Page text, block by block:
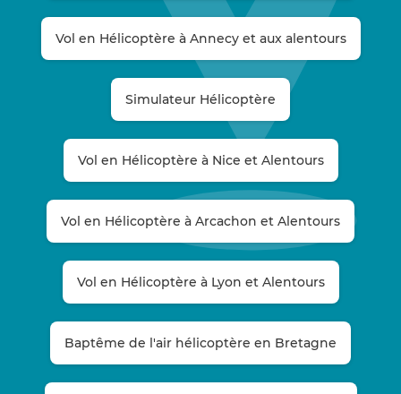
Vol en Hélicoptère à Annecy et aux alentours
Simulateur Hélicoptère
Vol en Hélicoptère à Nice et Alentours
Vol en Hélicoptère à Arcachon et Alentours
Vol en Hélicoptère à Lyon et Alentours
Baptême de l'air hélicoptère en Bretagne